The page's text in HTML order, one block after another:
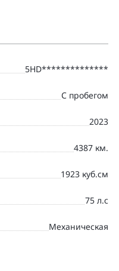
5HD**************
С пробегом
2023
4387 км.
1923 куб.см
75 л.с
Механическая